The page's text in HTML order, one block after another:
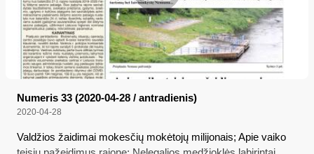
Numeris 33 (2020-04-28 / antradienis)
2020-04-28
Valdžios žaidimai mokesčių mokėtojų milijonais; Apie vaiko